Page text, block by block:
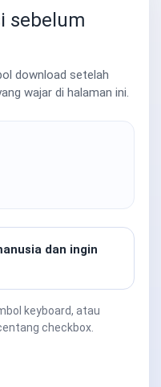
sebelum
download setelah
wajar di halaman ini.
dan ingin
keyboard, atau
checkbox.